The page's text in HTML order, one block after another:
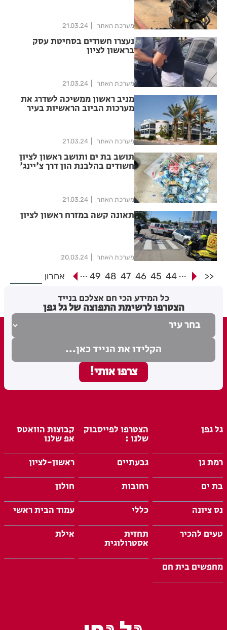
מערכת האתר 21.03.24
נעצרו חשודים בסחיטת עסק
בראשון לציון
מערכת האתר 21.03.24
מניב ראשון ממשיכה לשדרג את
מערכות הביוב הראשיות בעיר
מערכת האתר 21.03.24
תושב בת ים ותושב ראשון לציון
חשודים בהלבנת הון דרך צ'יינג'
מערכת האתר 21.03.24
תאונה קשה במזרח ראשון לציון
מערכת האתר 20.03.24
<<
...
44
45
46
47
48
49
... אחרון
כל המידע הכי חם אצלכם בנייד
הצטרפו לרשימת התפוצה של גל גפן
גל גפן הצטרפו לפייסבוק
שלנו :
קבוצות הוואטס
אפ שלנו
רמת גן
גבעתיים
ראשון-לציון
בת ים
רחובות
חולון
נס ציונה
כללי
עמוד הבית ראשי
טעים להכיר
תחזית
אסטרולוגית
אילת
מחפשים בית חם